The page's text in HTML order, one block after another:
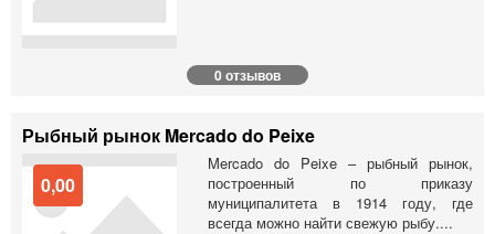
0 отзывов
Рыбный рынок Mercado do Peixe
0,00
Mercado do Peixe – рыбный рынок,
построенный по приказу
муниципалитета в 1914 году, где
всегда можно найти свежую рыбу....